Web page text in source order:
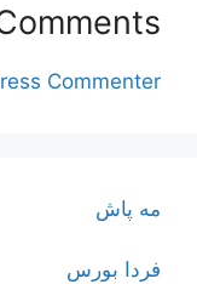
Commenter
مه پاش
فردا بورس